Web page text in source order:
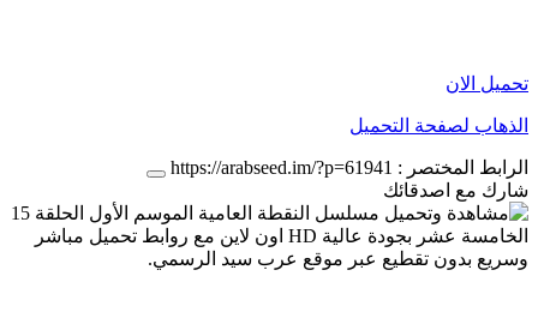
تحميل الان
الذهاب لصفحة التحميل
الرابط المختصر : https://arabseed.im/?p=61941
شارك مع اصدقائك